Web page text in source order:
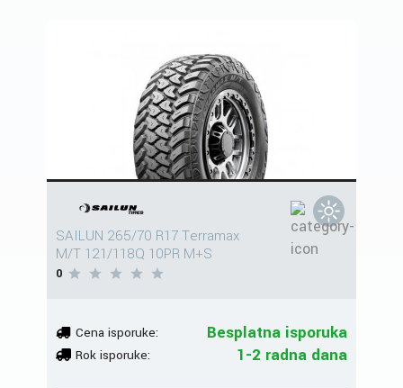
SAILUN 265/70 R17 Terramax
M/T 121/118Q 10PR M+S
0
Cena isporuke: Besplatna isporuka
Rok isporuke: 1-2 radna dana